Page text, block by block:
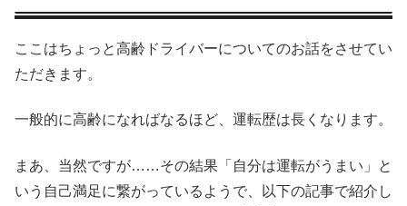
ここはちょっと高齢ドライバーについてのお話をさせてい
ただきます。
一般的に高齢になればなるほど、運転歴は長くなります。
まあ、当然ですが……その結果「自分は運転がうまい」と
いう自己満足に繋がっているようで、以下の記事で紹介し